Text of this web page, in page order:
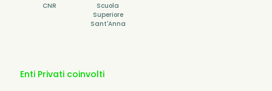
CNR
Scuola
Superiore
Sant'Anna
Enti Privati coinvolti